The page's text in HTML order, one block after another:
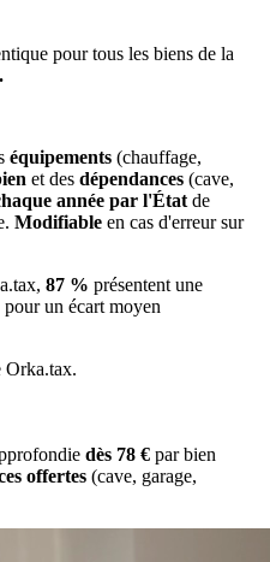
pour tous les biens de la
équipements (chauffage,
et des dépendances (cave,
année par l'État de
Modifiable en cas d'erreur sur
87 % présentent une
un écart moyen
Orka.tax.
dès 78 € par bien
offertes (cave, garage,